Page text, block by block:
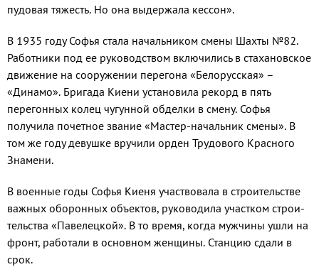
пу­довая тяжесть. Но она выдержала кессон».
В 1935 году Софья стала начальником смены Шахты №82.
Работники под ее ру­ководством включились в стахановское
движение на сооружении перегона «Бело­русская» –
«Динамо». Бригада Киени уста­новила рекорд в пять
перегонных колец чугунной обделки в смену. Софья
получила почетное звание «Мастер-начальник сме­ны». В
том же году девушке вручили орден Трудового Красного
Знамени.
В военные годы Софья Киеня участво­вала в строительстве
важных оборонных объектов, руководила участком строи­
тельства «Павелецкой». В то время, когда мужчины ушли на
фронт, работали в ос­новном женщины. Станцию сдали в
срок.